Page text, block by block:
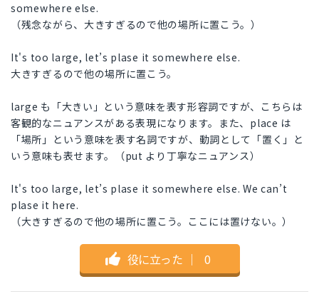
somewhere else.
（残念ながら、大きすぎるので他の場所に置こう。）
It's too large, let’s plase it somewhere else.
大きすぎるので他の場所に置こう。
large も「大きい」という意味を表す形容詞ですが、こちらは
客観的なニュアンスがある表現になります。また、place は
「場所」という意味を表す名詞ですが、動詞として「置く」と
いう意味も表せます。（put より丁寧なニュアンス）
It's too large, let’s plase it somewhere else. We can’t
plase it here.
（大きすぎるので他の場所に置こう。ここには置けない。）
役に立った ｜ 0